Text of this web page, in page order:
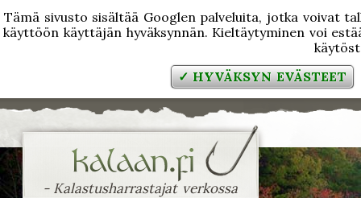
Tämä sivusto sisältää Googlen palveluita, jotka voivat
käyttöön käyttäjän hyväksynnän. Kieltäytyminen voi
✓ HYVÄKSYN EVÄSTEET
- Kalastusharrastajat verkossa